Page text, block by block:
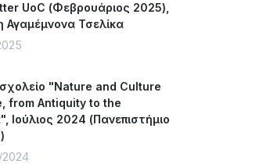
UoC (Φεβρουάριος 2025),
Αγαμέμνονα Τσελίκα
"Nature and Culture
from Antiquity to the
Ιούλιος 2024 (Πανεπιστήμιο
2024